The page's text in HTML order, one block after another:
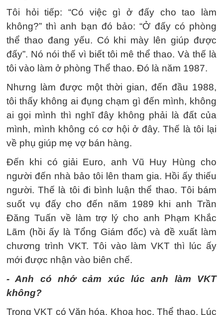
Tôi hỏi tiếp: “Có việc gì ở đấy cho tao làm
không?” thì anh bạn đó bảo: “Ở đấy có phòng
thể thao đang yếu. Có khi mày lên giúp được
đấy”. Nó nói thế vì biết tôi mê thể thao. Và thế là
tôi vào làm ở phòng Thể thao. Đó là năm 1987.
Nhưng làm được một thời gian, đến đầu 1988,
tôi thấy không ai đụng chạm gì đến mình, không
ai gọi mình thì nghĩ đây không phải là đất của
mình, mình không có cơ hội ở đây. Thế là tôi lại
về phụ giúp mẹ vợ bán hàng.
Đến khi có giải Euro, anh Vũ Huy Hùng cho
người đến nhà bảo tôi lên tham gia. Hồi ấy thiếu
người. Thế là tôi đi bình luận thể thao. Tôi bám
suốt vụ đấy cho đến năm 1989 khi anh Trần
Đăng Tuấn về làm trợ lý cho anh Phạm Khắc
Lãm (hồi ấy là Tổng Giám đốc) và đề xuất làm
chương trình VKT. Tôi vào làm VKT thì lúc ấy
mới được nhận vào biên chế.
- Anh có nhớ cảm xúc lúc anh làm VKT
không?
Trong VKT có Văn hóa, Khoa học, Thể thao. Lúc